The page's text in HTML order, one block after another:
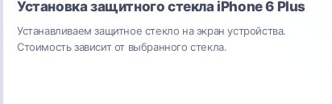
Установка защитного стекла iPhone 6 Plus
Устанавливаем защитное стекло на экран устройства.
Стоимость зависит от выбранного стекла.